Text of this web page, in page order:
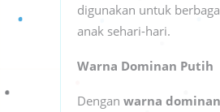
digunakan untuk
anak sehari-hari.
Warna Dominan Putih
Dengan warna